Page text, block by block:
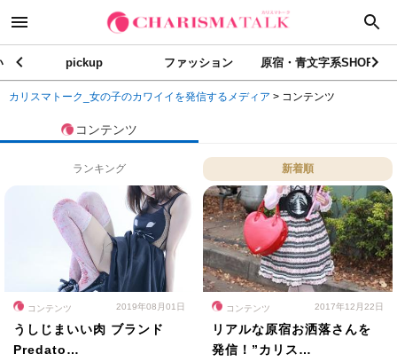
pickup ファッション 原宿・青文字系SHOP
カリスマトーク_女の子のカワイイを発信するメディア > コンテンツ
コンテンツ
ランキング 新着順
コンテンツ 2019年08月01日
うしじまいい肉 ブランド
Predato…
コンテンツ 2017年12月22日
リアルな原宿お洒落さんを
発信！”カリス…